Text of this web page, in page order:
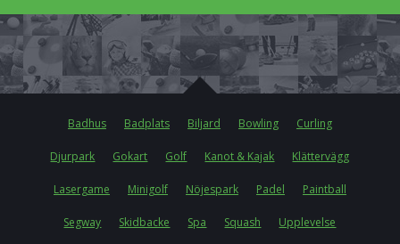
Badhus Badplats Biljard Bowling Curling
Djurpark Gokart Golf Kanot & Kajak Klättervägg
Lasergame Minigolf Nöjespark Padel Paintball
Segway Skidbacke Spa Squash Upplevelse